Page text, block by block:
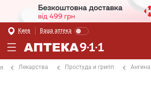
Киев Ваша аптека
Лекарства Простуда и грипп Ангина